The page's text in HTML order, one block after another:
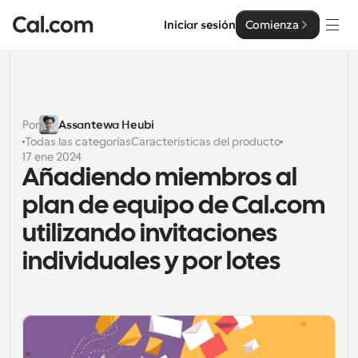
Iniciar sesión Comienza
Soluciones
Por tamaño del equipo
Para individuos
Para Equipos
Para empresas
Empresa
Desarrollador
Crea tus propias integraciones con nuestra API pública
Cal.ai
Por
Assantewa Heubi
Todas las categoríasCaracterísticas del producto
17 ene 2024
Añadiendo miembros al
plan de equipo de Cal.com
utilizando invitaciones
individuales y por lotes